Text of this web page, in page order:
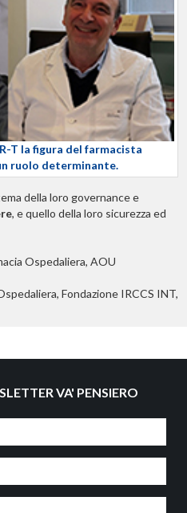
T la figura del farmacista
ruolo determinante.
della loro governance e
, e quello della loro sicurezza ed
Ospedaliera, AOU
Fondazione IRCCS INT,
VA' PENSIERO